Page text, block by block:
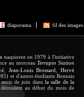
fil des images
diaporama
naquirent en 1979 à l'initiative
au morceauTerrapin Station
Jean-Louis Brossard ,Hervé
et d'autres étudiants Rennais
mois de juin dansla salle de la
déroulent au début du mois de